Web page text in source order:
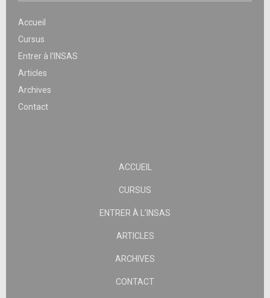
Accueil
Cursus
Entrer à l’INSAS
Articles
Archives
Contact
ACCUEIL
CURSUS
ENTRER À L’INSAS
ARTICLES
ARCHIVES
CONTACT